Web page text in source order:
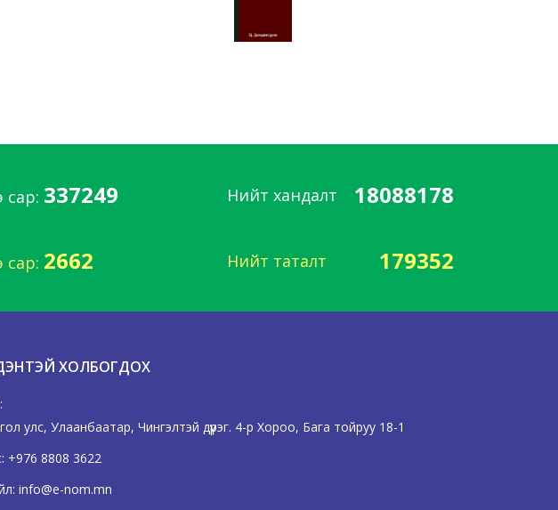
сар: 337249 Нийт хандалт 18088178
сар: 2662 Нийт таталт 179352
ХОЛБОГДОХ
улс, Улаанбаатар, Чингэлтэй дүүрэг. 4-р Хороо, Бага тойруу 18-1
+976 8808 3622
info@e-nom.mn